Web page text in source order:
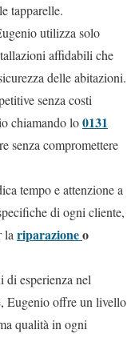
tapparelle.
utilizza solo
affidabili che
delle abitazioni.
senza costi
chiamando lo0131
senza compromettere
tempo e attenzione a
di ogni cliente,
la riparazioneo
di esperienza nel
Eugenio offre un livello
qualità in ogni